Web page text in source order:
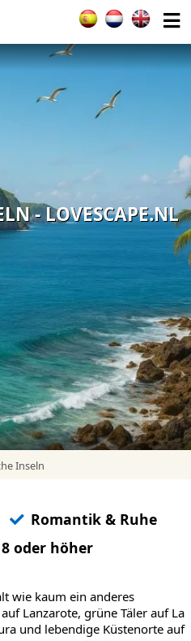
Sprache auswählen
- LOVESCAPE.NL
Inseln
Romantik & Ruhe
oder höher
wie kaum ein anderes
Lanzarote, grüne Täler auf La
und lebendige Küstenorte auf